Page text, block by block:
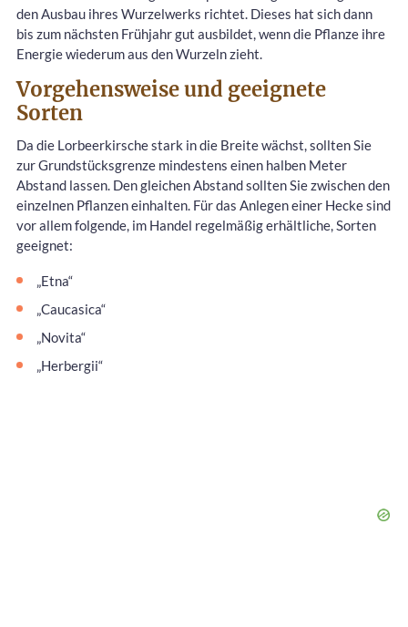
den Ausbau ihres Wurzelwerks richtet. Dieses hat sich dann
bis zum nächsten Frühjahr gut ausbildet, wenn die Pflanze ihre
Energie wiederum aus den Wurzeln zieht.
Vorgehensweise und geeignete
Sorten
Da die Lorbeerkirsche stark in die Breite wächst, sollten Sie
zur Grundstücksgrenze mindestens einen halben Meter
Abstand lassen. Den gleichen Abstand sollten Sie zwischen den
einzelnen Pflanzen einhalten. Für das Anlegen einer Hecke sind
vor allem folgende, im Handel regelmäßig erhältliche, Sorten
geeignet:
„Etna“
„Caucasica“
„Novita“
„Herbergii“